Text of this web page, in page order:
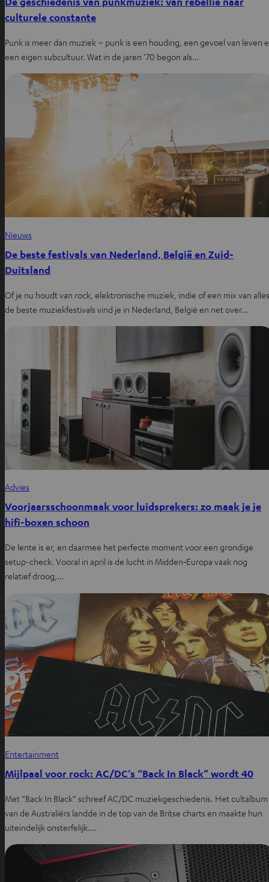
culturele constante
Punk is meer dan muziek – punk is een houding, een gevoel van leven
een eigen subcultuur. Wat in de jaren ’70 begon als…
Nieuws
De beste festivals van Nederland, België en Zuid-
Duitsland
Of je nu houdt van rock, elektronische muziek, indie of een mix van
de beste muziekfestivals vind je in Nederland, België en net over…
Advies
Voorjaarsschoonmaak voor luidsprekers: zo maak je je
hifi-boxen schoon
De lente is er, en daarmee het perfecte moment voor een grondige
setup-check. Vooral in april is de lucht in Midden‑Europa vaak nog
relatief droog,…
Entertainment
Mijlpaal voor rock: AC/DC’s “Back In Black” wordt 40
Met “Back In Black” schreef AC/DC muziekgeschiedenis. Het cultalbum
van de Australiërs landde in de top van de Britse charts en maakte hun
uiteindelijk onsterfelijk.…